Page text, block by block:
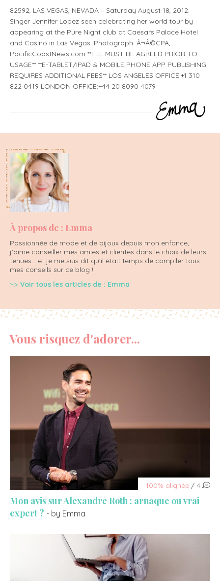
82592, LAS VEGAS, NEVADA – Saturday August 18, 2012.
Singer Jennifer Lopez seen celebrating her world tour by
appearing at the Pure Night club at Caesars Palace Hotel
and Casino in Las Vegas. Photograph: Â¬Â©CPA,
PacificCoastNews.com **FEE MUST BE AGREED PRIOR TO
USAGE** **E-TABLET/IPAD & MOBILE PHONE APP PUBLISHING
REQUIRES ADDITIONAL FEES** LOS ANGELES OFFICE:+1 310
822 0419 LONDON OFFICE:+44 20 8090 4079
À propos de : Emma
Passionnée de mode et de bijoux depuis mon enfance,
j'aime conseiller mes amies et clientes dans le choix de leurs
tenues... et je me suis dit qu'il était temps de compiler tous
mes conseils sur ce blog !
Voir tous les articles de : Emma
Vous risquez d'adorer...
100% alignée / 4
Mon avis sur Alexandre Roth : arnaque ou vrai
expert ? - by Emma